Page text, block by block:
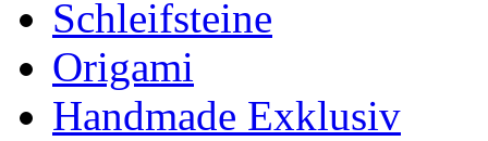
Schleifsteine
Origami
Handmade Exklusiv